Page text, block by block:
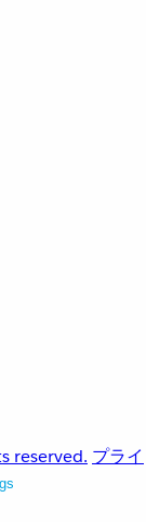
reserved. プライ